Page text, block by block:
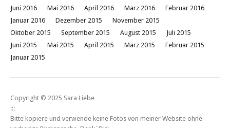
Juni 2016
Mai 2016 April 2016 März 2016
Februar 2016
Januar 2016
Dezember 2015
November 2015
Oktober 2015
September 2015 August 2015
Juli 2015
Juni 2015
Mai 2015 April 2015 März 2015
Februar 2015
Januar 2015
Copyright © 2025 Sara Liebe
:::
Bitte kopiere und verwende keine Fotos von meiner Website ohne